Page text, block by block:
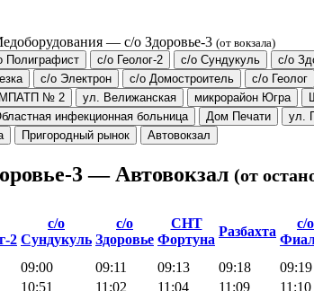
— с/о Здоровье-3 (от вокзала)
Полиграфист с/о Геолог-2 с/о Сундукуль с/о
с/о Электрон с/о Домостроитель с/о Геолог
МПАТП № 2 ул. Велижанская микрорайон Югра
инфекционная больница Дом Печати ул.
Пригородный рынок Автовокзал
3 — Автовокзал (от
2
с/о
Сундукуль
с/о
Здоровье
СНТ
Фортуна
Разбахта
с/о
09:00 09:11 09:13 09:18 09:19
10:51 11:02 11:04 11:09 11:10